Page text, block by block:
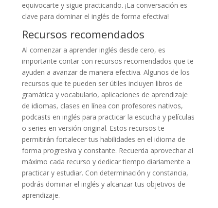
equivocarte y sigue practicando. ¡La conversación es
clave para dominar el inglés de forma efectiva!
Recursos recomendados
Al comenzar a aprender inglés desde cero, es
importante contar con recursos recomendados que te
ayuden a avanzar de manera efectiva. Algunos de los
recursos que te pueden ser útiles incluyen libros de
gramática y vocabulario, aplicaciones de aprendizaje
de idiomas, clases en línea con profesores nativos,
podcasts en inglés para practicar la escucha y películas
o series en versión original. Estos recursos te
permitirán fortalecer tus habilidades en el idioma de
forma progresiva y constante. Recuerda aprovechar al
máximo cada recurso y dedicar tiempo diariamente a
practicar y estudiar. Con determinación y constancia,
podrás dominar el inglés y alcanzar tus objetivos de
aprendizaje.